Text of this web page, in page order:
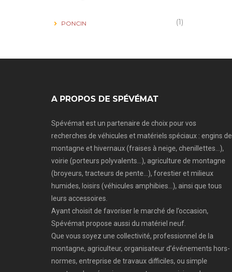
PONCIN (1)
A PROPOS DE SPÉVÉMAT
Spévémat est un partenaire de choix pour vos
recherches de véhicules et matériels spéciaux : engins de
montagne et hivernaux (fraises à neige, chenillettes…),
voirie (porteurs polyvalents…), agriculture de montagne
(broyeurs, tracteurs de pente…), forestier et milieux
humides, loisirs (véhicules amphibies…), ainsi que tous
leurs accessoires.
Ayant choisit de favoriser le marché de l’occasion,
Spévémat propose aussi du matériel neuf.
Que vous soyez une collectivité, professionnel de la
montagne, agriculteur, organisateur d’événements hors-
normes, entreprise de travaux difficiles, ou simple